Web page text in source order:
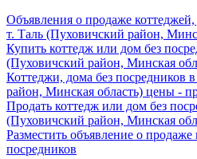
Объявления о продаже
т. Таль (Пуховичский район,
Купить коттедж или дом без
(Пуховичский район, Минская
Коттеджи, дома без посредников
район, Минская область) цены -
Продать коттедж или дом без
(Пуховичский район, Минская
Разместить объявление о
посредников